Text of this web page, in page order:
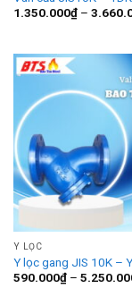
1.350.000₫ –
Y LỌC
Y lọc gang JIS 10K –
590.000₫ –